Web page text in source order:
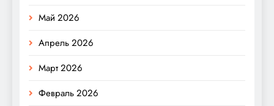
Май 2026
Апрель 2026
Март 2026
Февраль 2026